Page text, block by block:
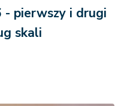
pierwszy i drugi
skali